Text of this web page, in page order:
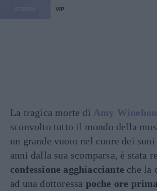
VIP
La tragica morte di Amy
sconvolto tutto il mondo della
un grande vuoto nel cuore dei
anni dalla sua scomparsa, è stata
confessione agghiacciante che la
ad una dottoressa poche ore